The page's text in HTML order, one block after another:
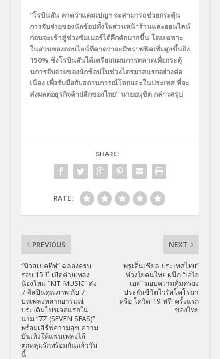
“โรบินสัน คาดว่าแคมเปญฯ จะสามารถช่วยกระตุ้น
การจับจ่ายของนักช้อปทั้งในส่วนหน้าร้านและออนไลน์
ก่อนจะเข้าสู่ช่วงซัมเมอร์ได้คึกคักมากขึ้น โดยเฉพาะ
ในส่วนของออนไลน์ที่คาดว่าจะมีทราฟฟิคเพิ่มสูงขึ้นถึง
150% ซึ่งโรบินสันได้เตรียมแผนการตลาดเพื่อกระตุ้
นการจับจ่ายของนักช้อปในช่วงไตรมาสแรกอย่างต่อ
เนือง เพื่อรับมือกับสถานการณ์โลกและในประเทศ ที่จะ
ส่งผลต่อธุรกิจค้าปลีกของไทย” นายอนุชิต กล่าวสรุป
SHARE:
RATE:
PREVIOUS
“นิวสเปคทีฟ” ฉลองครบ
รอบ 15 ปี เปิดค่ายเพลง
น้องใหม่ “KIT MUSIC” ส่ง
7 ศิลปินคุณภาพ กับ 7
บทเพลงหลากอารมณ์
ประเดิมโปรเจคแรกใน
นาม “7Z (SEVEN SEAS)”
พร้อมเสิร์ฟความสุข ความ
บันเทิงให้แฟนเพลงได้
ตกหลุมรักพร้อมกันแล้ววัน
นี้
NEXT
พรูเด็นเชียล ประเทศไทย”
ห่วงใยคนไทย ผนึก “เอไอ
เอส” มอบความคุ้มครอง
ประกันชีวิตไวรัสโคโรนา
หรือ โควิด-19 ฟรี! ครั้งแรก
ของไทย